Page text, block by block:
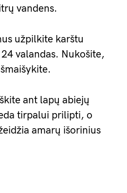
vandens.
užpilkite karštu
valandas. Nukošite,
ant lapų abiejų
tirpalui prilipti, o
amarų išorinius